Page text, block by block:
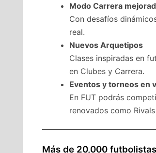
Modo Carrera
Con desafíos
real.
Nuevos Arquetipos
Clases inspiradas en
en Clubes y Carrera.
Eventos y torneos en
En FUT podrás
renovados como
Más de 20,000